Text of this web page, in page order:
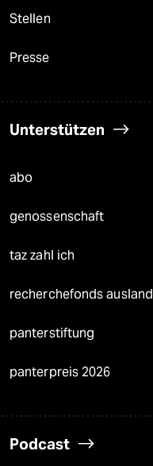
Stellen
Presse
Unterstützen
abo
genossenschaft
taz zahl ich
recherchefonds ausland
panterstiftung
panterpreis 2026
Podcast